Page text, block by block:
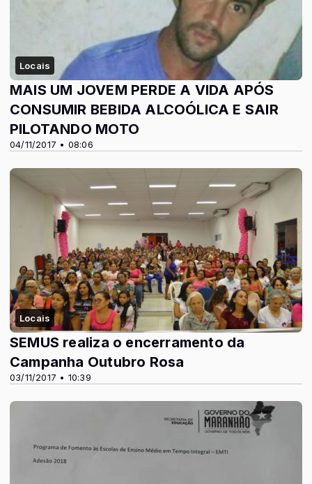
Locais
04/11/2017 • 08:06
MAIS UM JOVEM PERDE A VIDA APÓS
CONSUMIR BEBIDA ALCOÓLICA E SAIR
PILOTANDO MOTO
Locais
03/11/2017 • 10:39
SEMUS realiza o encerramento da
Campanha Outubro Rosa